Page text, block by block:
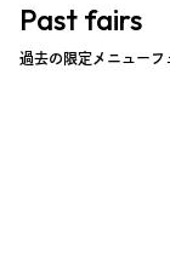
Past fairs
過去の限定メニューフ